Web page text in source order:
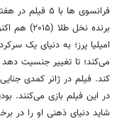
فرانسوی ها
برنده نخل
امیلیا پرز؛ به دنیای یک
می‌کند؛ تا تغییر جنسیت دهد
کند. فیلم در ژانر کمدی
در این فیلم بازی می‌کنند.
شاید دنیای ذهنی او را در